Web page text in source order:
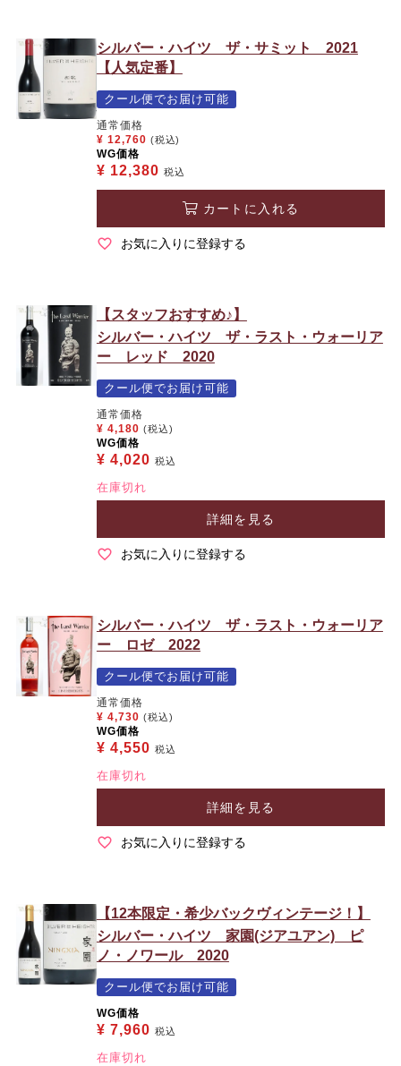
シルバー・ハイツ ザ・サミット 2021
【人気定番】
クール便でお届け可能
通常価格
¥ 12,760 (税込)
WG価格
¥ 12,380 税込
カートに入れる
お気に入りに登録する
【スタッフおすすめ♪】
シルバー・ハイツ ザ・ラスト・ウォーリア
ー レッド 2020
クール便でお届け可能
通常価格
¥ 4,180 (税込)
WG価格
¥ 4,020 税込
在庫切れ
詳細を見る
お気に入りに登録する
シルバー・ハイツ ザ・ラスト・ウォーリア
ー ロゼ 2022
クール便でお届け可能
通常価格
¥ 4,730 (税込)
WG価格
¥ 4,550 税込
在庫切れ
詳細を見る
お気に入りに登録する
【12本限定・希少バックヴィンテージ！】
シルバー・ハイツ 家園(ジアユアン) ピ
ノ・ノワール 2020
クール便でお届け可能
WG価格
¥ 7,960 税込
在庫切れ